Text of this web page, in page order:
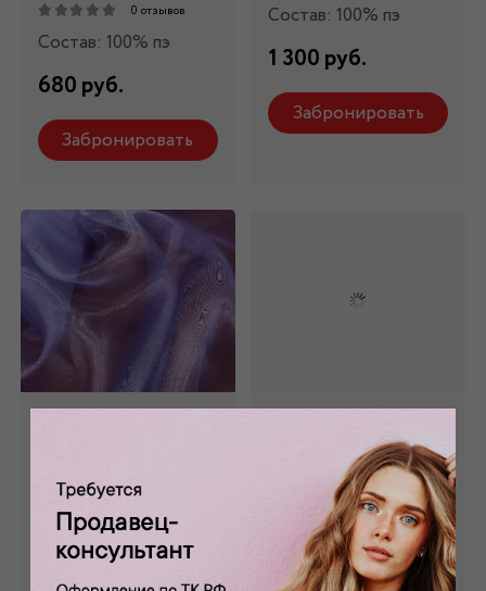
0 отзывов
Состав: 100% пэ
680 руб.
Забронировать
Состав: 100% пэ
1 300 руб.
Забронировать
фиолетовая
ОР-030/9
0 отзывов
Состав: 100% пэ
полупрозрачная
золотистая
ОР-030/16
0 отзывов
Состав: 100% пэ